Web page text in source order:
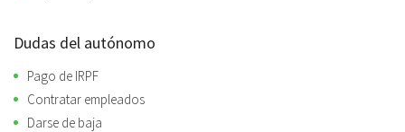
Dudas del autónomo
Pago de IRPF
Contratar empleados
Darse de baja